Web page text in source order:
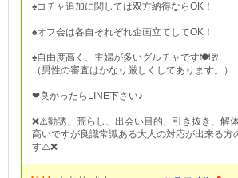
♠コチャ追加に関しては双方納得ならOK！
♠オフ会は各自それぞれ企画立てしてOK！
♠自由度高く、主婦が多いグルチャです🍽🥂
（男性の審査はかなり厳しくしてあります。）
❤良かったらLINE下さい♪
❌⚠️勧誘、荒らし、出会い目的、引き抜き、解
高いですが良識常識ある大人の対応が出来る方
す⚠️❌